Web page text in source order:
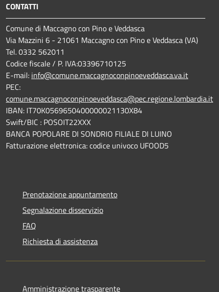
CONTATTI
Comune di Maccagno con Pino e Veddasca
Via Mazzini 6 - 21061 Maccagno con Pino e Veddasca (VA)
Tel. 0332 562011
Codice fiscale / P. IVA:03396710125
E-mail: info@comune.maccagnoconpinoeveddasca.va.it
PEC:
comune.maccagnoconpinoeveddasca@pec.regione.lombardia.it
IBAN: IT70K0569650400000021130X84
Swift/BIC : POSOIT22XXX
BANCA POPOLARE DI SONDRIO FILIALE DI LUINO
Fatturazione elettronica: codice univoco UFOOD5
Prenotazione appuntamento
Segnalazione disservizio
FAQ
Richiesta di assistenza
Amministrazione trasparente